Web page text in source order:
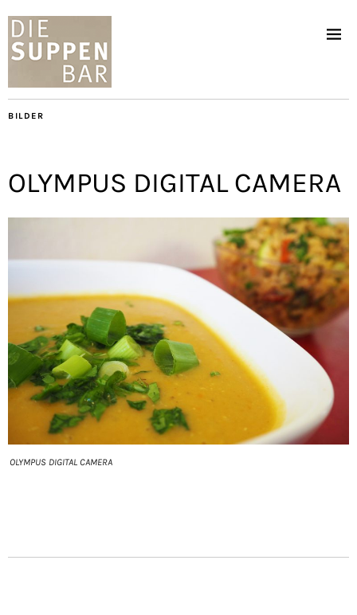
BILDER
OLYMPUS DIGITAL CAMERA
OLYMPUS DIGITAL CAMERA